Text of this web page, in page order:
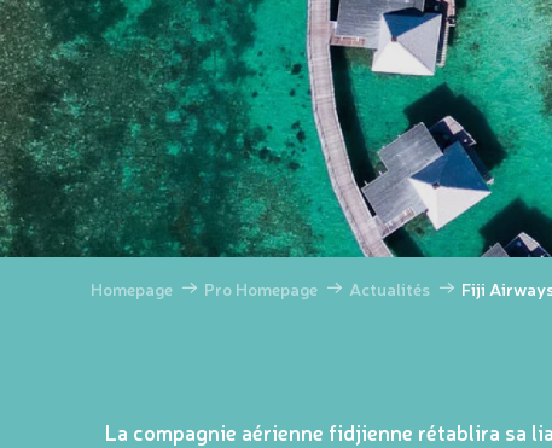
Homepage Pro Homepage Actualités Fiji
La compagnie aérienne fidjienne rétablira sa